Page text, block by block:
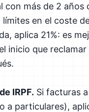
con más de 2 años
en el coste
aplica 21%: es
inicio que reclamar
IRPF. Si facturas
a particulares),